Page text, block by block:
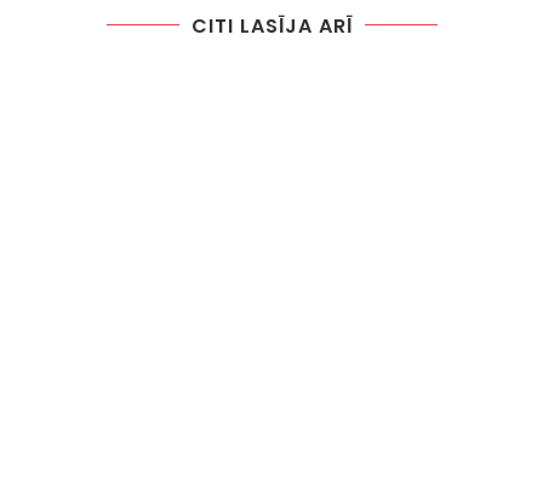
CITI LASĪJA ARĪ